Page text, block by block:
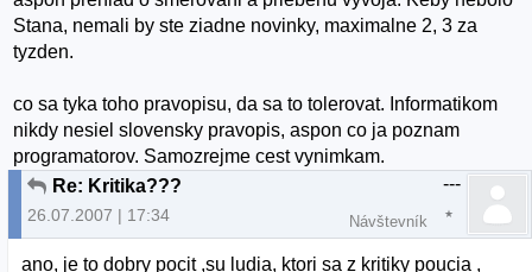
Stana, nemali by ste ziadne novinky, maximalne 2, 3 za
tyzden.
co sa tyka toho pravopisu, da sa to tolerovat. Informatikom
nikdy nesiel slovensky pravopis, aspon co ja poznam
programatorov. Samozrejme cest vynimkam.
Re: Kritika???
26.07.2007 | 17:34
---
Návštevník
ano, je to dobry pocit ,su ludia, ktori sa z kritiky poucia ,